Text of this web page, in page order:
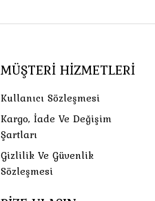
MÜŞTERI HIZMETLERI
Kullanıcı Sözleşmesi
Kargo, İade Ve Değişim
Şartları
Gizlilik Ve Güvenlik
Sözleşmesi